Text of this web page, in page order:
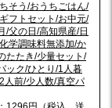
そう/おうちごはん/
フトセット/お中元/
/父の日/高知県産/日
学調味料無添加/か
たたき/少量セット/
ック/ひとり/1人暮
人前/少人数/真空パ